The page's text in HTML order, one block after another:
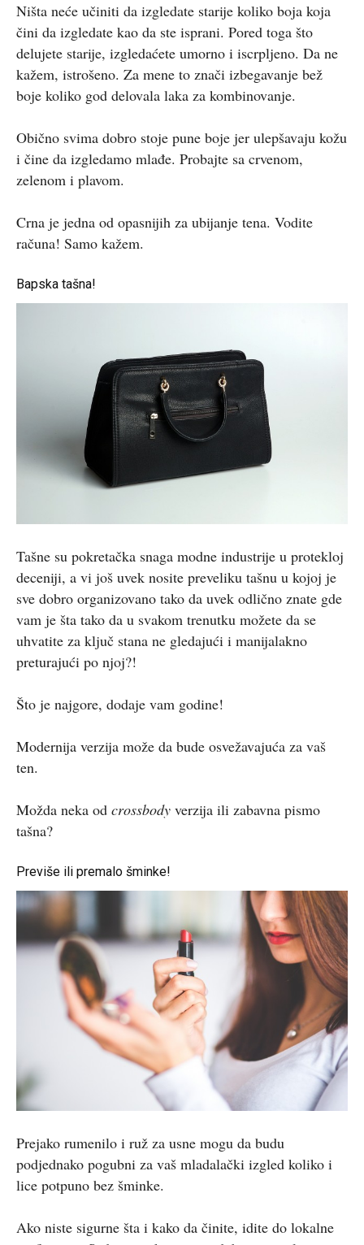
Ništa neće učiniti da izgledate starije koliko boja koja
čini da izgledate kao da ste isprani. Pored toga što
delujete starije, izgledaćete umorno i iscrpljeno. Da ne
kažem, istrošeno. Za mene to znači izbegavanje bež
boje koliko god delovala laka za kombinovanje.
Obično svima dobro stoje pune boje jer ulepšavaju kožu
i čine da izgledamo mlađe. Probajte sa crvenom,
zelenom i plavom.
Crna je jedna od opasnijih za ubijanje tena. Vodite
računa! Samo kažem.
Bapska tašna!
Tašne su pokretačka snaga modne industrije u protekloj
deceniji, a vi još uvek nosite preveliku tašnu u kojoj je
sve dobro organizovano tako da uvek odlično znate gde
vam je šta tako da u svakom trenutku možete da se
uhvatite za ključ stana ne gledajući i manijalakno
preturajući po njoj?!
Što je najgore, dodaje vam godine!
Modernija verzija može da bude osvežavajuća za vaš
ten.
Možda neka od crossbody verzija ili zabavna pismo
tašna?
Previše ili premalo šminke!
Prejako rumenilo i ruž za usne mogu da budu
podjednako pogubni za vaš mladalački izgled koliko i
lice potpuno bez šminke.
Ako niste sigurne šta i kako da činite, idite do lokalne